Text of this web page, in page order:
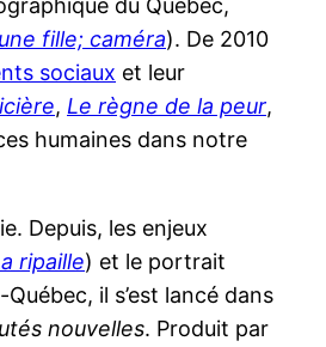
du Québec,
fille; caméra). De 2010
sociaux et leur
, Le règne de la peur,
humaines dans notre
Depuis, les enjeux
ripaille) et le portrait
il s’est lancé dans
nouvelles. Produit par